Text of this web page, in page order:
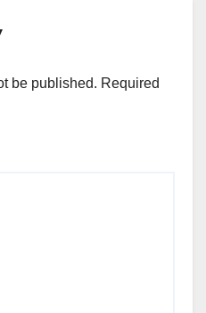
be published. Required